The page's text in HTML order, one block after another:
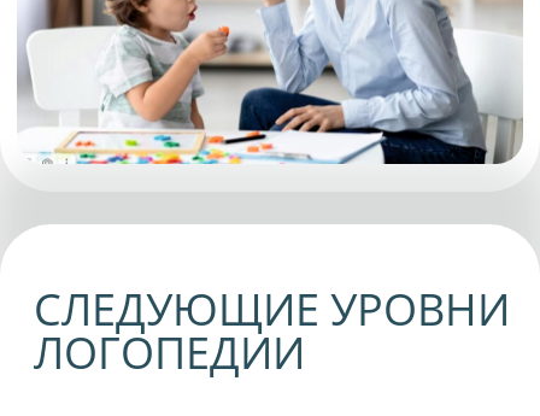
Новейшие аппаратные методики.
Например, транслингвальная
нейростимуляция (ТЛНС). Это